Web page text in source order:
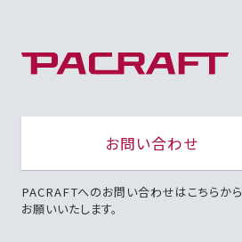
お問い合わせ
PACRAFTへのお問い合わせはこちらから
お願いいたします。